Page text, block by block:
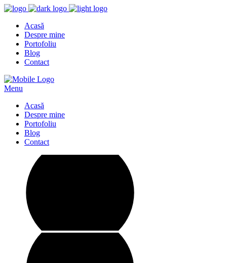
Acasă
Despre mine
Portofoliu
Blog
Contact
Menu
Acasă
Despre mine
Portofoliu
Blog
Contact